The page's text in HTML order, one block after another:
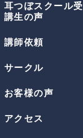
耳つぼスクール受
講生の声
講師依頼
サークル
お客様の声
アクセス